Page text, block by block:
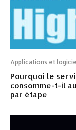
Applications et
Pourquoi le
consomme-t-il
par étape